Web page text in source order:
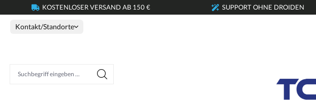
Zur Hauptnavigation springen
KOSTENLOSER VERSAND AB 150 € SUPPORT OHNE DROIDEN
Kontakt/Standorte